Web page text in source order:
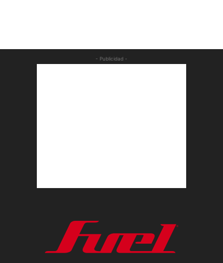
- Publicidad -